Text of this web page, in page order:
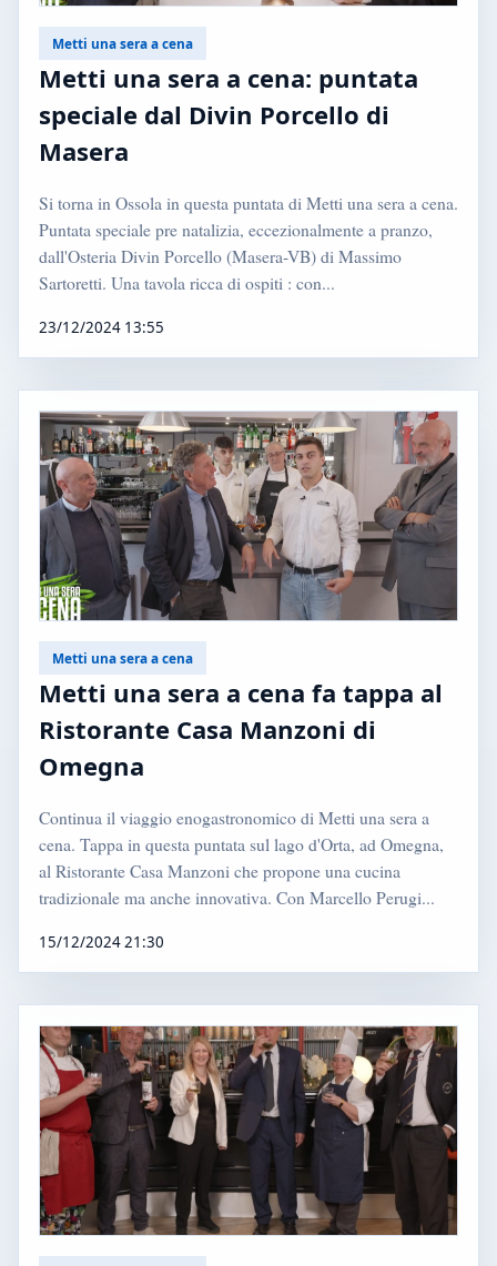
Metti una sera a cena
Metti una sera a cena: puntata
speciale dal Divin Porcello di
Masera
Si torna in Ossola in questa puntata di Metti una sera a cena.
Puntata speciale pre natalizia, eccezionalmente a pranzo,
dall'Osteria Divin Porcello (Masera-VB) di Massimo
Sartoretti. Una tavola ricca di ospiti : con...
23/12/2024 13:55
Metti una sera a cena
Metti una sera a cena fa tappa al
Ristorante Casa Manzoni di
Omegna
Continua il viaggio enogastronomico di Metti una sera a
cena. Tappa in questa puntata sul lago d'Orta, ad Omegna,
al Ristorante Casa Manzoni che propone una cucina
tradizionale ma anche innovativa. Con Marcello Perugi...
15/12/2024 21:30